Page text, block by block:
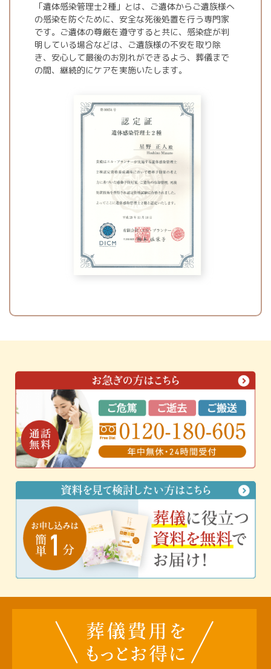
「遺体感染管理士2種」とは、ご遺体からご遺族様へ
の感染を防ぐために、安全な死後処置を行う専門家
です。ご遺体の尊厳を遵守すると共に、感染症が判
明している場合などは、ご遺族様の不安を取り除
き、安心して最後のお別れができるよう、葬儀まで
の間、継続的にケアを実施いたします。